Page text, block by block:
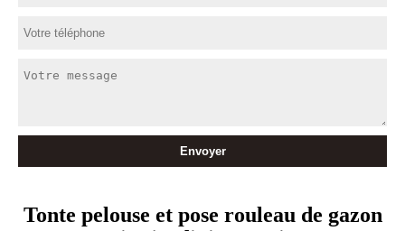
Tonte pelouse et pose rouleau de gazon